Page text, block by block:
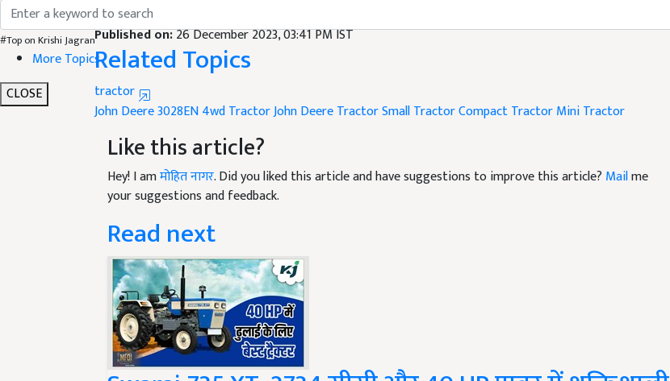
#Top on Krishi Jagran
More Topics
CLOSE
Published on:
Related Topics
tractor
John Deere 3028EN 4wd Tractor
Like this article?
Hey! I amमोहित नागर . Did you liked this article and have suggestions to improve this article?
your suggestions and feedback.
Read next
Swaraj 735 XT: 2734 सीसी और 40 HP पावर में शक्तिशाली